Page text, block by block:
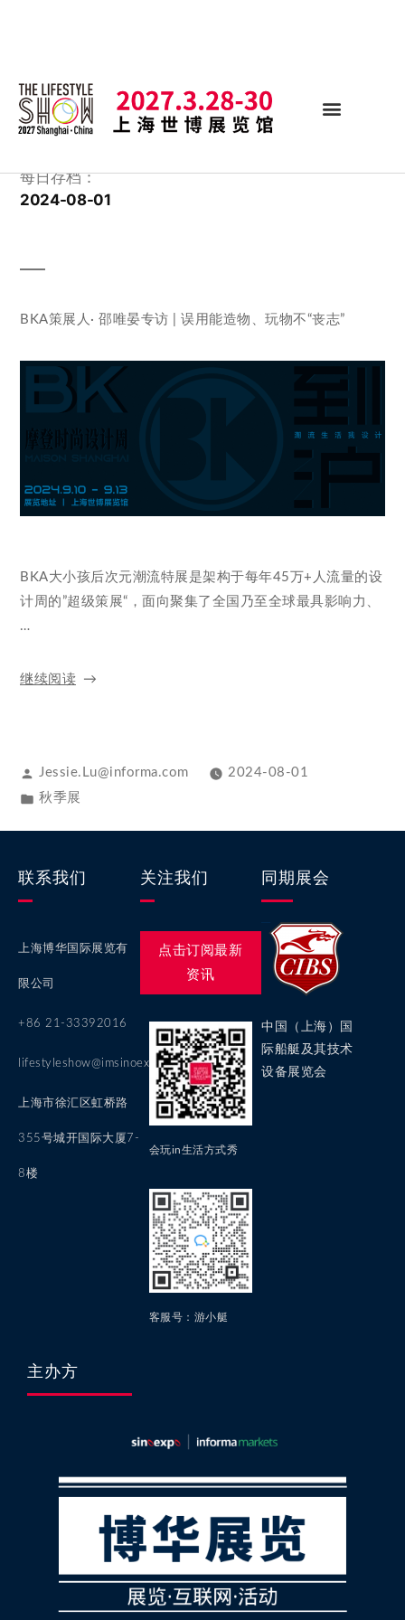
每日存档：
2024-08-01
BKA策展人· 邵唯晏专访 | 误用能造物、玩物不“丧志”
BKA大小孩后次元潮流特展是架构于每年45万+人流量的设
计周的”超级策展“，面向聚集了全国乃至全球最具影响力、
…
继续阅读
Jessie.Lu@informa.com
2024-08-01
秋季展
联系我们
上海博华国际展览有
限公司
+86 21-33392016
lifestyleshow@imsinoexpo.com
上海市徐汇区虹桥路
355号城开国际大厦7-
8楼
关注我们
点击订阅最新
资讯
会玩in生活方式秀
客服号：游小艇
同期展会
中国（上海）国
际船艇及其技术
设备展览会
主办方